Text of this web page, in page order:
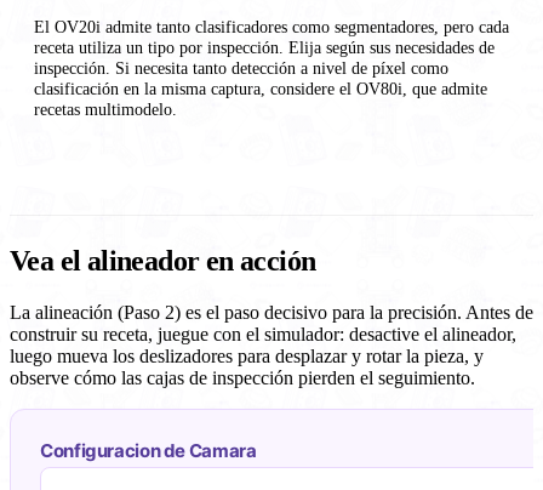
El OV20i admite tanto clasificadores como segmentadores, pero cada
receta utiliza un tipo por inspección. Elija según sus necesidades de
inspección. Si necesita tanto detección a nivel de píxel como
clasificación en la misma captura, considere el OV80i, que admite
recetas multimodelo.
Vea el alineador en acción
La alineación (Paso 2) es el paso decisivo para la precisión. Antes de
construir su receta, juegue con el simulador: desactive el alineador,
luego mueva los deslizadores para desplazar y rotar la pieza, y
observe cómo las cajas de inspección pierden el seguimiento.
Configuracion de Camara